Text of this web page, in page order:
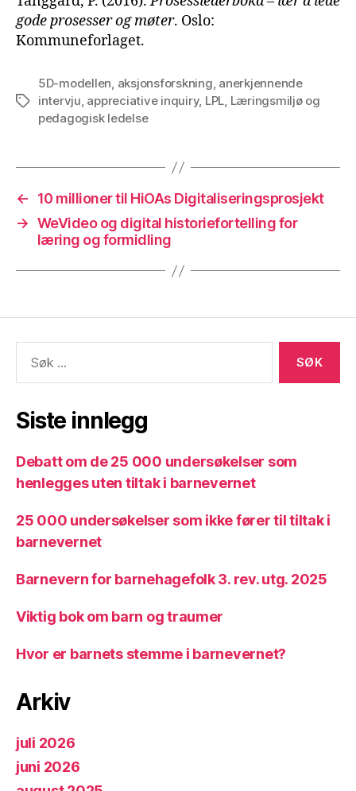
gode prosesser og møter. Oslo:
Kommuneforlaget.
Stikkord
5D-modellen, aksjonsforskning, anerkjennende
intervju, appreciative inquiry, LPL, Læringsmiljø og
pedagogisk ledelse
←
10 millioner til HiOAs Digitaliseringsprosjekt
→ WeVideo og digital historiefortelling for
læring og formidling
etter:
Siste innlegg
Debatt om de 25 000 undersøkelser som
henlegges uten tiltak i barnevernet
25 000 undersøkelser som ikke fører til tiltak i
barnevernet
Barnevern for barnehagefolk 3. rev. utg. 2025
Viktig bok om barn og traumer
Hvor er barnets stemme i barnevernet?
Arkiv
juli 2026
juni 2026